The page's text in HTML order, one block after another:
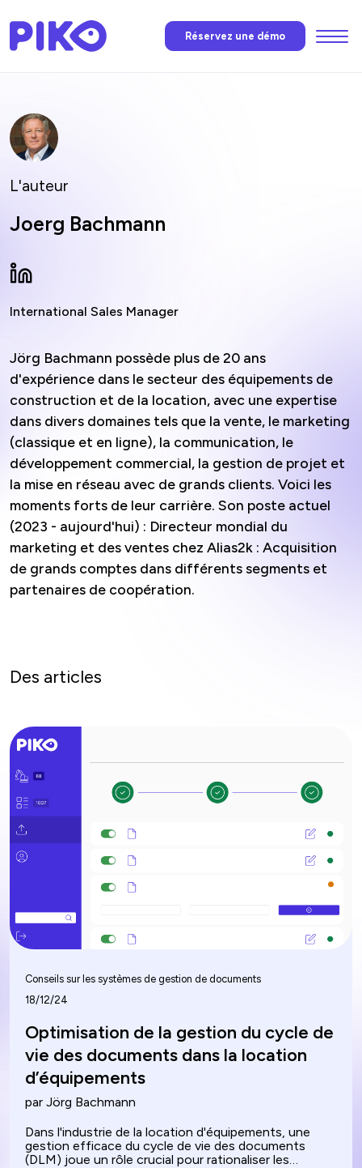
Réservez une démo
L'auteur
Joerg Bachmann
International Sales Manager
Jörg Bachmann possède plus de 20 ans
d'expérience dans le secteur des équipements de
construction et de la location, avec une expertise
dans divers domaines tels que la vente, le marketing
(classique et en ligne), la communication, le
développement commercial, la gestion de projet et
la mise en réseau avec de grands clients. Voici les
moments forts de leur carrière. Son poste actuel
(2023 - aujourd'hui) : Directeur mondial du
marketing et des ventes chez Alias2k : Acquisition
de grands comptes dans différents segments et
partenaires de coopération.
Des articles
Conseils sur les systèmes de gestion de documents
18/12/24
Optimisation de la gestion du cycle de
vie des documents dans la location
d’équipements
par Jörg Bachmann
Dans l'industrie de la location d'équipements, une
gestion efficace du cycle de vie des documents
(DLM) joue un rôle crucial pour rationaliser les
Menu
Contactez